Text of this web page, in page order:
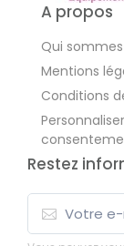
A propos
Qui
Mentions
Conditions
Restez